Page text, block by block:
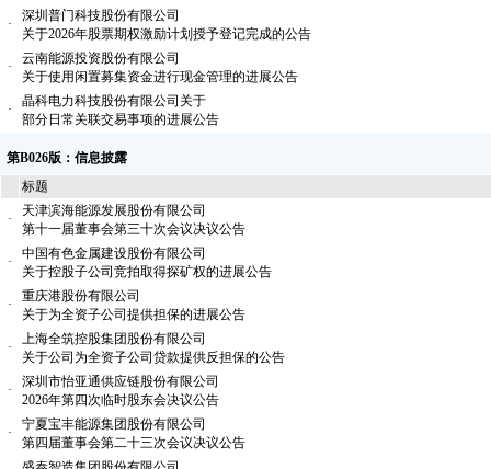
·
深圳普门科技股份有限公司
关于2026年股票期权激励计划授予登记完成的公告
·
云南能源投资股份有限公司
关于使用闲置募集资金进行现金管理的进展公告
·
晶科电力科技股份有限公司关于
部分日常关联交易事项的进展公告
第B026版：信息披露
标题
·
天津滨海能源发展股份有限公司
第十一届董事会第三十次会议决议公告
·
中国有色金属建设股份有限公司
关于控股子公司竞拍取得探矿权的进展公告
·
重庆港股份有限公司
关于为全资子公司提供担保的进展公告
·
上海全筑控股集团股份有限公司
关于公司为全资子公司贷款提供反担保的公告
·
深圳市怡亚通供应链股份有限公司
2026年第四次临时股东会决议公告
·
宁夏宝丰能源集团股份有限公司
第四届董事会第二十三次会议决议公告